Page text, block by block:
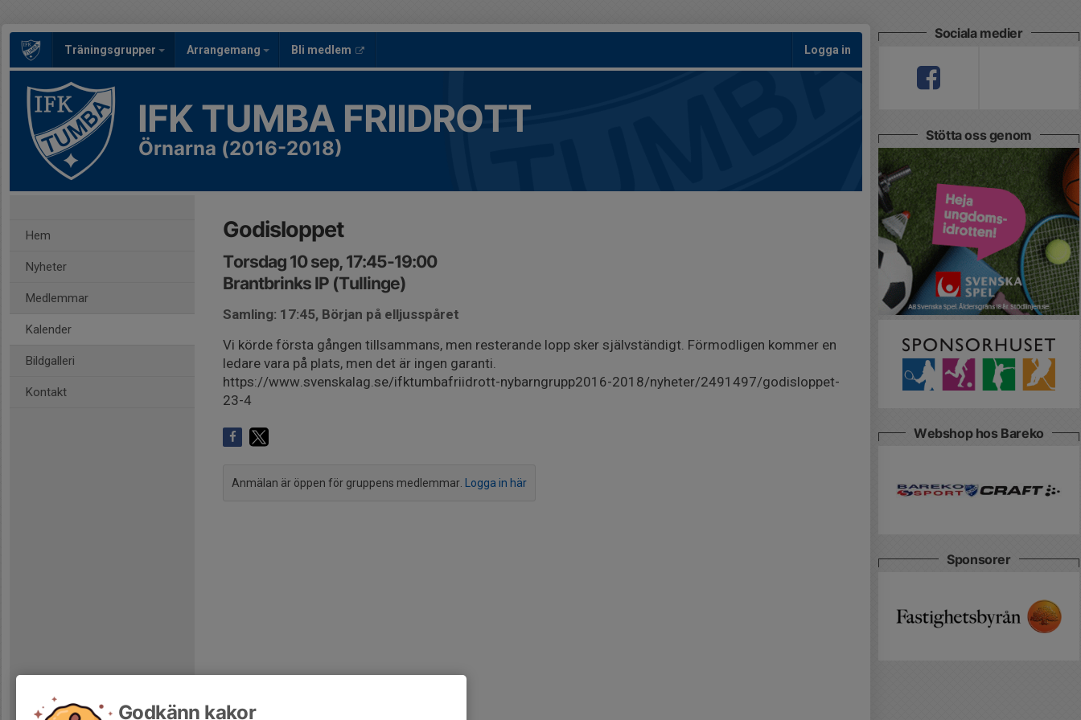
Träningsgrupper Arrangemang Bli medlem Logga in
IFK TUMBA FRIIDROTT
Örnarna (2016-2018)
Hem
Nyheter
Medlemmar
Kalender
Bildgalleri
Kontakt
Godisloppet
Torsdag 10 sep, 17:45-19:00
Brantbrinks IP (Tullinge)
Samling: 17:45, Början på elljusspåret
Vi körde första gången tillsammans, men resterande lopp sker självständigt. Förmodligen kommer en
ledare vara på plats, men det är ingen garanti.
https://www.svenskalag.se/ifktumbafriidrott-nybarngrupp2016-2018/nyheter/2491497/godisloppet-
23-4
Anmälan är öppen för gruppens medlemmar. Logga in här
Sociala medier
Stötta oss genom
Webshop hos Bareko
Sponsorer
Godkänn kakor